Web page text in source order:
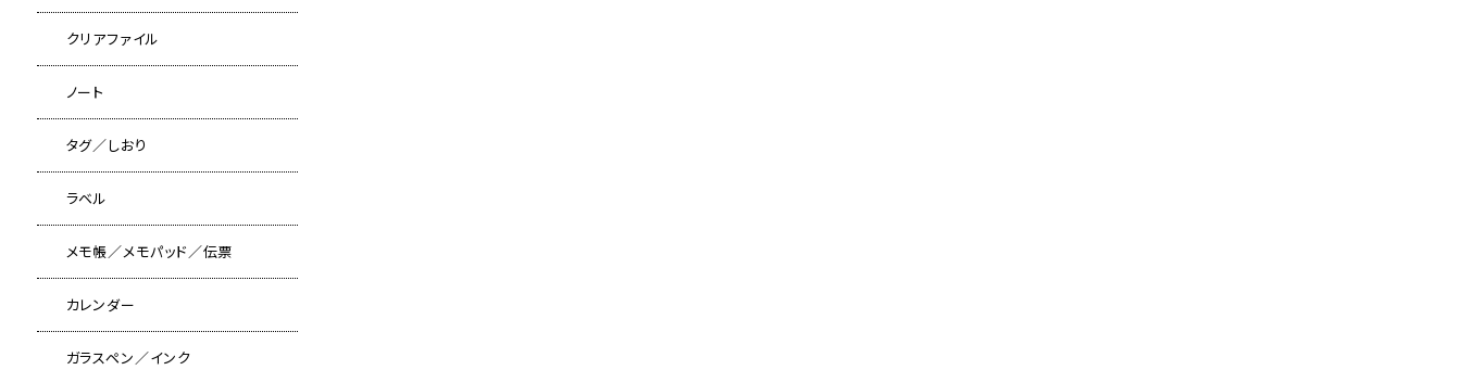
クリアファイル
ノート
タグ／しおり
ラベル
メモ帳／メモパッド／伝票
カレンダー
ガラスペン／インク